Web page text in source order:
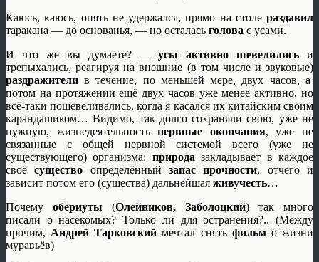
Каюсь, каюсь, опять не удержался, прямо на столе раздавил
таракана — до основанья, — но осталась голова с усами.
И что же вы думаете? — усы активно шевелились и
трепыхались, реагируя на внешние (в том числе и звуковые)
раздражители в течение, по меньшей мере, двух часов, а
потом на протяжении ещё двух часов уже менее активно, но
всё-таки пошевеливались, когда я касался их китайским своим
карандашиком… Видимо, так долго сохраняли свою, уже не
нужную, жизнедеятельностьнервные окончания, уже не
связанные с общей нервной системой всего (уже не
существующего) организма: природа закладывает в каждое
своёсущество определённыйзапас прочности, отчего и
зависит потом его (существа) дальнейшая живучесть…
Почему обериуты (Олейников, Заболоцкий) так много
писали о насекомых? Только ли для остранения?.. (Между
прочим, Андрей Тарковский мечтал снять фильмо жизни
муравьёв)